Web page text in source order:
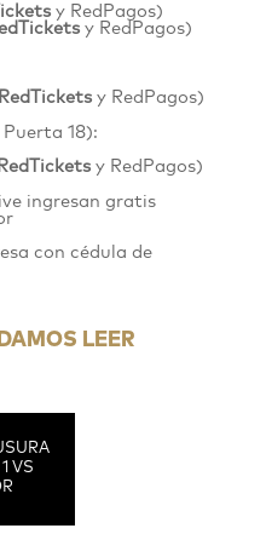
y RedPagos)
y RedPagos)
y RedPagos)
18):
y RedPagos)
ingresan gratis
con cédula de
LEER
VS